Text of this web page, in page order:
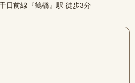
日前線『鶴橋』駅 徒歩3分